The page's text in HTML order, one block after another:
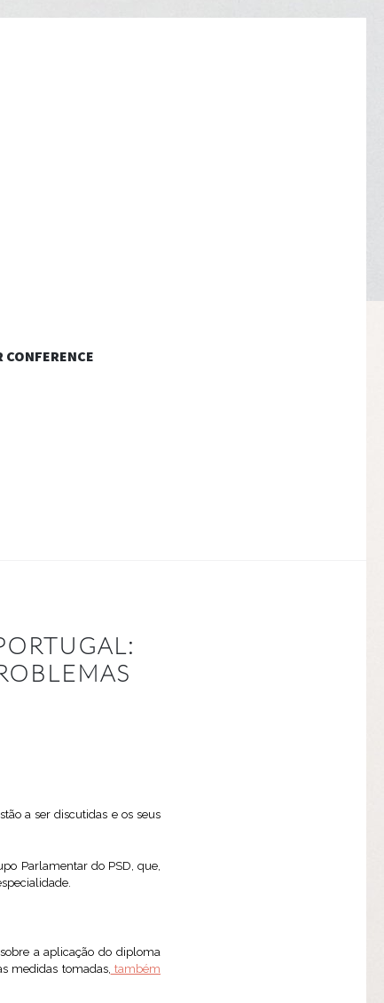
CONFERENCE
a ser discutidas e os seus
Parlamentar do PSD, que,
sobre a aplicação do diploma
medidas tomadas, também